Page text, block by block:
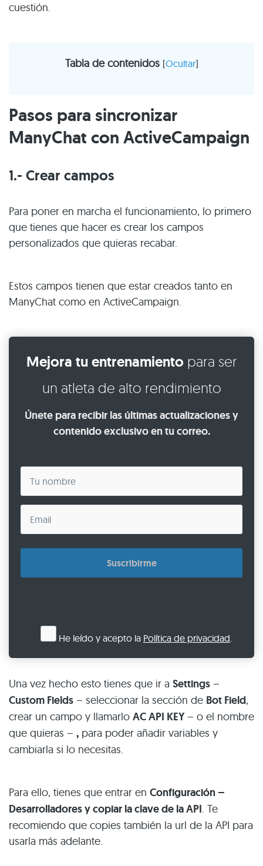
cuestión.
Tabla de contenidos [Ocultar]
Pasos para sincronizar
ManyChat con ActiveCampaign
1.- Crear campos
Para poner en marcha el funcionamiento, lo primero
que tienes que hacer es crear los campos
personalizados que quieras recabar.
Estos campos tienen que estar creados tanto en
ManyChat como en ActiveCampaign.
Mejora tu entrenamiento para ser
un atleta de alto rendimiento
Únete para recibir las últimas actualizaciones y
contenido exclusivo en tu correo.
Suscribirme
He leído y acepto la Política de privacidad
Una vez hecho esto tienes que ir a Settings –
Custom Fields – seleccionar la sección de Bot Field,
crear un campo y llamarlo AC API KEY– o el nombre
que quieras – , para poder añadir variables y
cambiarla si lo necesitas.
Para ello, tienes que entrar en Configuración –
Desarrolladores y copiar la clave de la API. Te
recomiendo que copies también la url de la API para
usarla más adelante.